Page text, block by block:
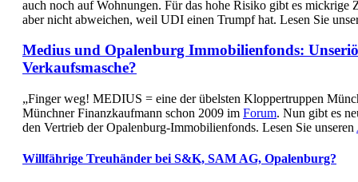
auch noch auf Wohnungen. Für das hohe Risiko gibt es
aber nicht abweichen, weil UDI einen Trumpf hat. Lesen Sie
Medius und Opalenburg Immobilienfonds:
Verkaufsmasche?
„Finger weg! MEDIUS = eine der übelsten Kloppertruppen
Münchner Finanzkaufmann schon 2009 im Forum. Nun gibt es
den Vertrieb der Opalenburg-Immobilienfonds. Lesen Sie unseren
Willfährige Treuhänder bei S&K, SAM AG, Opalenburg?